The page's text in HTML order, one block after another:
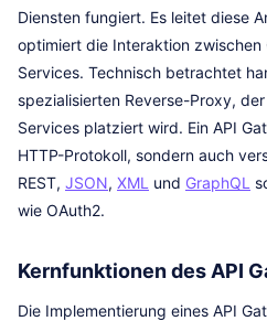
Diensten fungiert. Es leitet diese
optimiert die Interaktion
Services. Technisch betrachtet
spezialisierten Reverse-Proxy,
Services platziert wird. Ein API
HTTP-Protokoll, sondern auch
REST, JSON, XML und GraphQL
wie OAuth2.
Kernfunktionen des API
Die Implementierung eines API